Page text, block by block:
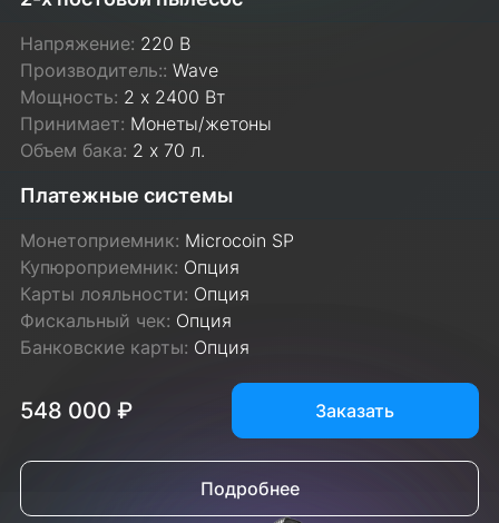
Напряжение: 220 В
Производитель::Wave
Мощность: 2 х 2400 Вт
Принимает: Монеты/жетоны
Объем бака: 2 х 70 л.
Платежные системы
Монетоприемник: Microcoin SP
Купюроприемник: Опция
Карты лояльности: Опция
Фискальный чек: Опция
Банковские карты: Опция
548 000 ₽ Заказать
Подробнее